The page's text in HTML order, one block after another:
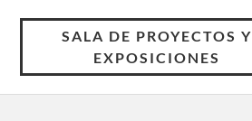
SALA DE PROYECTOS Y
EXPOSICIONES